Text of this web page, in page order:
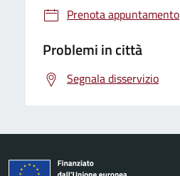
Prenota appuntamento
Problemi in città
Segnala disservizio